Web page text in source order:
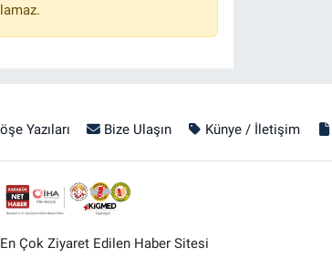
Yazıları Bize Ulaşın Künye / İletişim
Çok Ziyaret Edilen Haber Sitesi